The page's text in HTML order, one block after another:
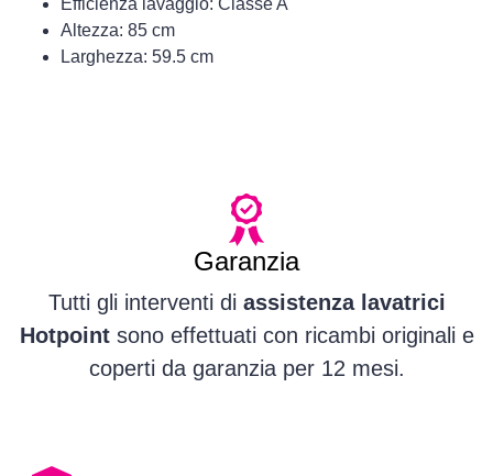
Efficienza lavaggio: Classe A
Altezza: 85 cm
Larghezza: 59.5 cm
Garanzia
Tutti gli interventi di assistenza lavatrici
Hotpointsono effettuati con ricambi originali e
coperti da garanzia per 12 mesi.